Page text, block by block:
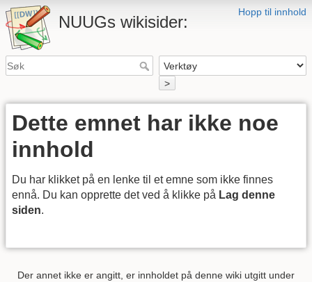
Hopp til innhold
NUUGs wikisider:
>
Dette emnet har ikke noe
innhold
Du har klikket på en lenke til et emne som ikke finnes
ennå. Du kan opprette det ved å klikke på Lag denne
siden.
Der annet ikke er angitt, er innholdet på denne wiki utgitt under